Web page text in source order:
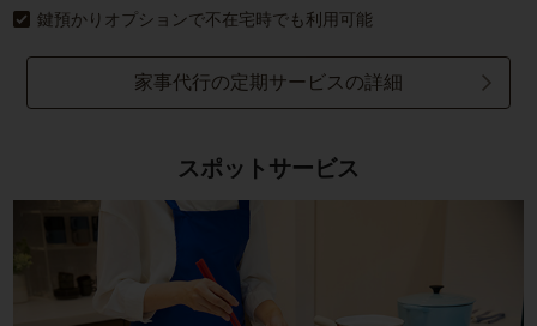
鍵預かりオプションで不在宅時でも利用可能
家事代行の定期サービスの詳細
スポットサービス